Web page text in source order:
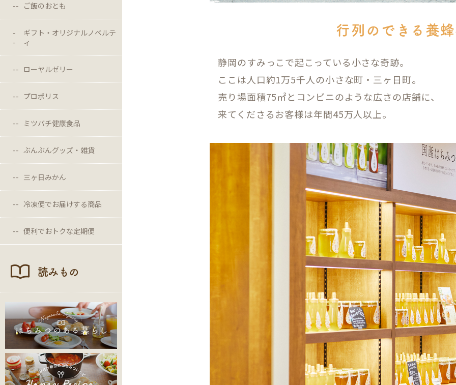
ご飯のおとも
ギフト・オリジナルノベルテ
ィ
ローヤルゼリー
プロポリス
ミツバチ健康食品
ぶんぶんグッズ・雑貨
三ヶ日みかん
冷凍便でお届けする商品
便利でおトクな定期便
読みもの
行列のできる養
静岡のすみっこで起こっている小さな奇跡。
ここは人口約1万5千人の小さな町・三ヶ日町。
売り場面積75㎡とコンビニのような広さの店舗に、
来てくださるお客様は年間45万人以上。